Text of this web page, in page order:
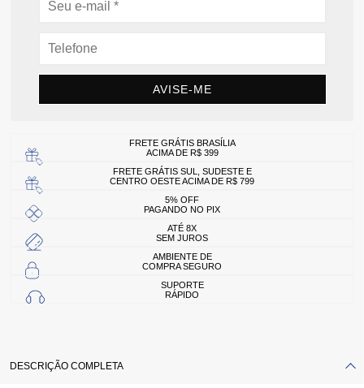
AVISE-ME
FRETE GRÁTIS BRASÍLIA
ACIMA DE R$ 399
FRETE GRÁTIS SUL, SUDESTE E
CENTRO OESTE ACIMA DE R$ 799
5% OFF
PAGANDO NO PIX
ATÉ 8X
SEM JUROS
AMBIENTE DE
COMPRA SEGURO
SUPORTE
RÁPIDO
DESCRIÇÃO COMPLETA